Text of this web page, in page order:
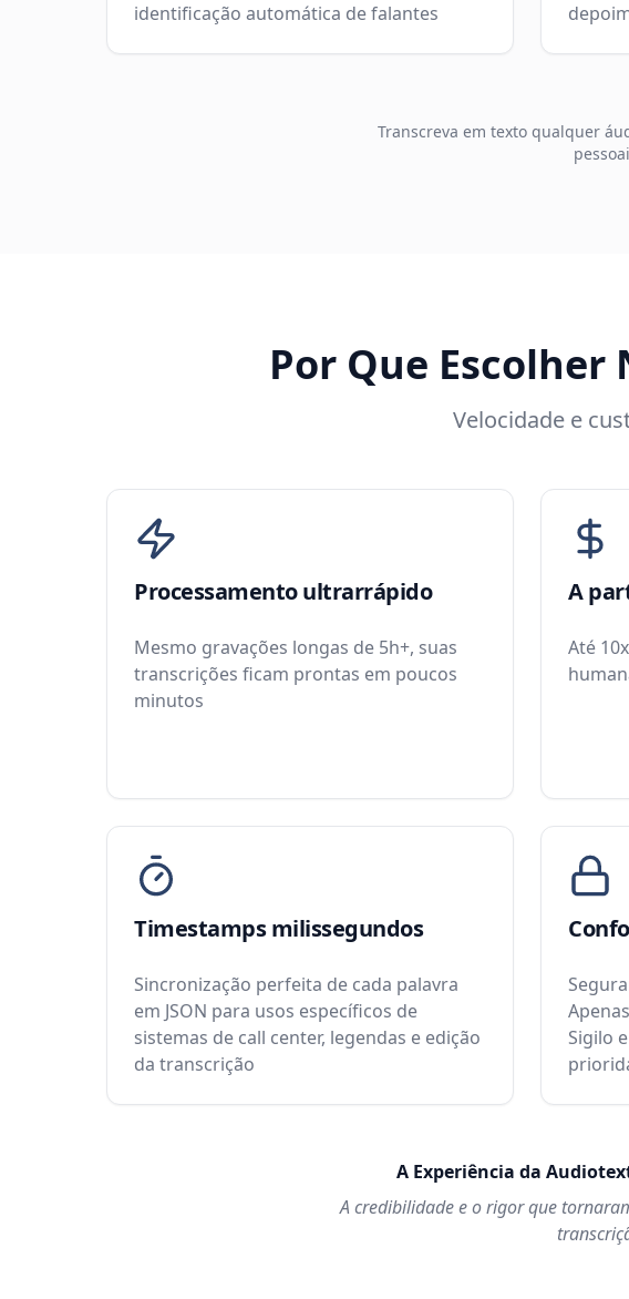
identificação automática de falantes
Transcreva em texto qualquer
Por Que
Velocidade e
Processamento ultrarrápido
Mesmo gravações longas de 5h+, suas
transcrições ficam prontas em poucos
minutos
A
Até
Timestamps milissegundos
Sincronização perfeita de cada palavra
em JSON para usos específicos de
sistemas de call center, legendas e edição
da transcrição
Sigilo
A Experiência da
A credibilidade e o rigor que